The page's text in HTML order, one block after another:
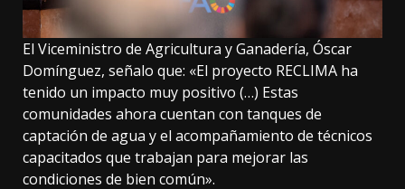
El Viceministro de Agricultura y Ganadería, Óscar
Domínguez, señalo que: «El proyecto RECLIMA ha
tenido un impacto muy positivo (…) Estas
comunidades ahora cuentan con tanques de
captación de agua y el acompañamiento de técnicos
capacitados que trabajan para mejorar las
condiciones de bien común».